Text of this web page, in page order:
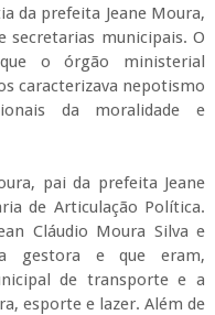
da prefeita Jeane Moura,
secretarias municipais. O
o órgão ministerial
caracterizava nepotismo
da moralidade e
pai da prefeita Jeane
de Articulação Política.
Cláudio Moura Silva e
gestora e que eram,
de transporte e a
esporte e lazer. Além de